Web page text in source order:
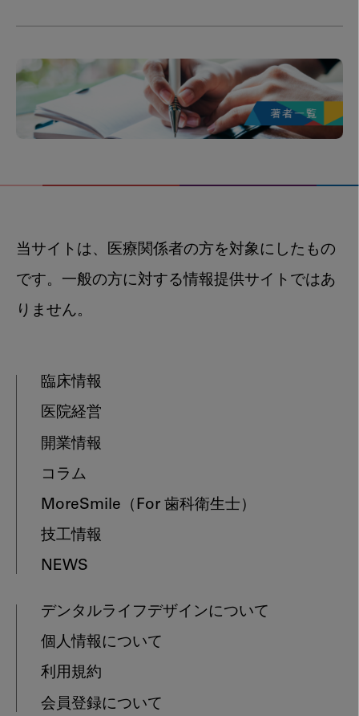
当サイトは、医療関係者の方を対象にしたもの
です。一般の方に対する情報提供サイトではあ
りません。
臨床情報
医院経営
開業情報
コラム
MoreSmile （For 歯科衛生士）
技工情報
NEWS
デンタルライフデザインについて
個人情報について
利用規約
会員登録について